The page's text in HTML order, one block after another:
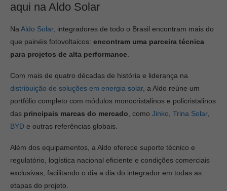
aqui na Aldo Solar
Na Aldo Solar, integradores de todo o Brasil encontram mais do
que painéis fotovoltaicos: encontram uma parceira técnica
para projetos de alta performance
Com mais de quatro décadas de história e liderança na
distribuição de soluções em energia solar, a Aldo reúne um
portfólio completo com módulos monocristalinos e policristalinos
das principais marcas do mercado , como Jinko Trina Solar,
BYD e outras referências globais.
Além dos equipamentos, a Aldo oferece suporte técnico e
regulatório, logística nacional eficiente e condições comerciais
exclusivas, facilitando o dia a dia do integrador em todas as
etapas do projeto.